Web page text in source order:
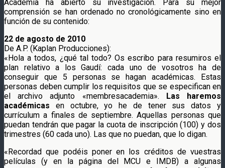
Academia ha abierto su investigación. Para su mejor
comprensión se han ordenado no cronológicamente sino en
función de su contenido:
22 de agosto de 2010
De A.P. (Kaplan Producciones):
«Hola a todos, ¿qué tal todo? Os escribo para resumiros el
plan relativo a los Gaudí: cada uno de vosotros ha de
conseguir que 5 personas se hagan académicas. Estas
personas deben cumplir los requisitos que se especifican en
el archivo adjunto «membresacademia». Las haremos
académicas en octubre, yo he de tener sus datos y
currículum a finales de septiembre. Aquellas personas que
puedan tendrán que pagar la cuota de inscripción (100) y dos
trimestres (60 cada uno). Las que no puedan, que lo digan.
«Recordad que podéis poner en los créditos de vuestras
películas (y en la página del MCU e IMDB) a algunas